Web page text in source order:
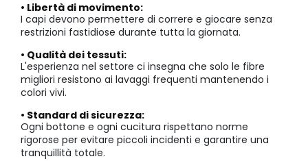
• Libertà di movimento:
I capi devono permettere di correre e giocare senza
restrizioni fastidiose durante tutta la giornata.
• Qualità dei tessuti:
L'esperienza nel settore ci insegna che solo le fibre
migliori resistono ai lavaggi frequenti mantenendo i
colori vivi.
• Standard di sicurezza:
Ogni bottone e ogni cucitura rispettano norme
rigorose per evitare piccoli incidenti e garantire una
tranquillità totale.